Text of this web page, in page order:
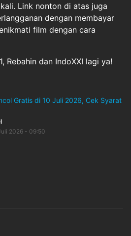
Link nonton di atas juga
dengan membayar
film dengan cara
Rebahin dan IndoXXI lagi ya!
Gratis di 10 Juli 2026, Cek Syarat
2026 - 09:50